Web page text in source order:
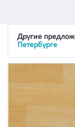
Другие
Петербурге